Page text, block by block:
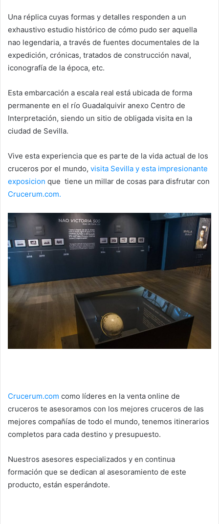
Una réplica cuyas formas y detalles responden a un
exhaustivo estudio histórico de cómo pudo ser aquella
nao legendaria, a través de fuentes documentales de la
expedición, crónicas, tratados de construcción naval,
iconografía de la época, etc.
Esta embarcación a escala real está ubicada de forma
permanente en el río Guadalquivir anexo Centro de
Interpretación, siendo un sitio de obligada visita en la
ciudad de Sevilla.
Vive esta experiencia que es parte de la vida actual de los
cruceros por el mundo, visita Sevilla y esta impresionante
exposicion que tiene un millar de cosas para disfrutar con
Crucerum.com.
Crucerum.com como líderes en la venta online de
cruceros te asesoramos con los mejores cruceros de las
mejores compañías de todo el mundo, tenemos itinerarios
completos para cada destino y presupuesto.
Nuestros asesores especializados y en continua
formación que se dedican al asesoramiento de este
producto, están esperándote.